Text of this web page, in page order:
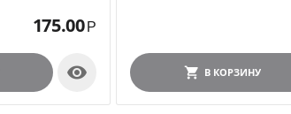
175.00 Р
 В КОРЗИНУ